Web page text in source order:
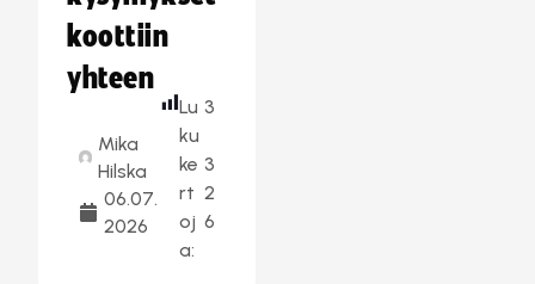
koottiin
yhteen
Mika
Hilska
06.07.
2026
Lu
ku
ke
rt
oj
a:
3
3
2
6